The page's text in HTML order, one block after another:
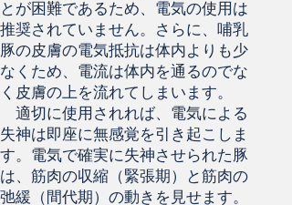
とが困難であるため、電気の使用は
推奨されていません。さらに、哺乳
豚の皮膚の電気抵抗は体内よりも少
なくため、電流は体内を通るのでな
く皮膚の上を流れてしまいます。
適切に使用されれば、電気による
失神は即座に無感覚を引き起こしま
す。電気で確実に失神させられた豚
は、筋肉の収縮（緊張期）と筋肉の
弛緩（間代期）の動きを見せます。